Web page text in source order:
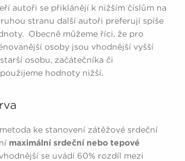
autoři se přiklánějí k nižším číslům na
stranu další autoři preferují spíše
Obecně můžeme říci, že pro
osoby jsou vhodnější vyšší
osobu, začátečníka či
hodnoty nižší.
ke stanovení zátěžové srdeční
maximální srdeční nebo tepové
se uvádí 60% rozdíl mezi